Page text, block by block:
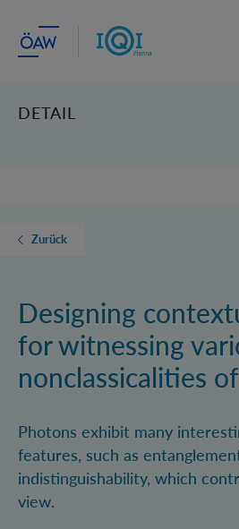
DETAIL
Zurück
Designing
for witnessing
nonclassicalities
Photons exhibit many
features, such as
indistinguishability, which
view.